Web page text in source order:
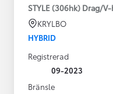
STYLE (306hk) Drag/
KRYLBO
HYBRID
Registrerad
09-2023
Bränsle